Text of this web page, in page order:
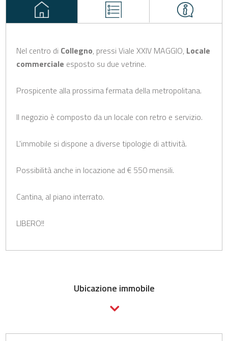
Nel centro di Collegno, pressi Viale XXIV MAGGIO, Locale
commerciale esposto su due vetrine.
Prospicente alla prossima fermata della metropolitana.
Il negozio è composto da un locale con retro e servizio.
L'immobile si dispone a diverse tipologie di attività.
Possibilità anche in locazione ad € 550 mensili.
Cantina, al piano interrato.
LIBERO!!
Ubicazione immobile